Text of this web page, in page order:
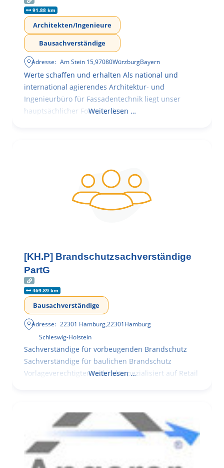
91.88 km
Architekten/Ingenieure
Bausachverständige
Adresse: Am Stein 15,97080WürzburgBayern
Werte schaffen und erhalten Als national und
international agierendes Architektur- und
Ingenieurbüro für Fassadentechnik liegt unser
hauptsächlicher Fokus in der
Weiterlesen …
[KH.P] Brandschutzsachverständige
PartG
469.89 km
Bausachverständige
Adresse: 22301 Hamburg,22301Hamburg
Schleswig-Holstein
Sachverständige für vorbeugenden Brandschutz
Sachverständige für baulichen Brandschutz
Vorlageverechtigter Architekt spezialisiert auf Retail
Weiterlesen …